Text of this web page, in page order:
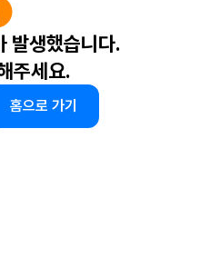
발생했습니다.
주세요.
홈으로 가기